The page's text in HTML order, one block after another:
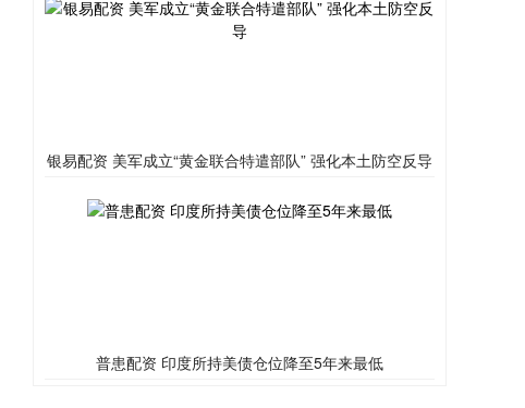
银易配资 美军成立“黄金联合特遣部队” 强化本土防空反导
普患配资 印度所持美债仓位降至5年来最低